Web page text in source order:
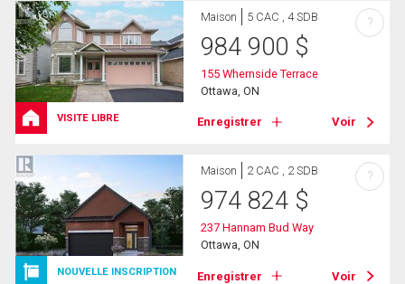
VISITE LIBRE
Maison 5 CAC , 4 SDB
984 900 $
155 Whernside Terrace
Ottawa, ON
Enregistrer Voir
?
NOUVELLE INSCRIPTION
Maison 2 CAC , 2 SDB
974 824 $
237 Hannam Bud Way
Ottawa, ON
Enregistrer Voir
?